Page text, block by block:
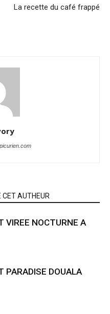
La recette du café frappé
CET AUTHEUR
VIREE NOCTURNE A
PARADISE DOUALA